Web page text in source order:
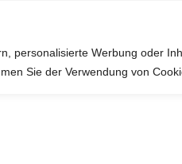
personalisierte Werbung oder
Sie der Verwendung von